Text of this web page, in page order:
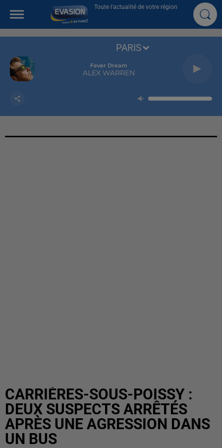
Toute l'actualité de votre région
Fever Dream
ALEX WARREN
PARIS
CARRIÈRES-SOUS-POISSY :
DEUX SUSPECTS ARRÊTÉS
APRÈS UNE AGRESSION DANS
UN BUS